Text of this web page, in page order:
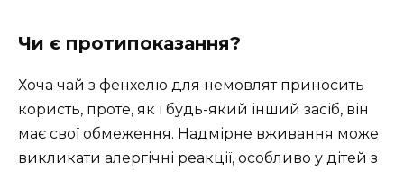
Чи є протипоказання?
Хоча чай з фенхелю для немовлят приносить
користь, проте, як і будь-який інший засіб, він
має свої обмеження. Надмірне вживання може
викликати алергічні реакції, особливо у дітей з